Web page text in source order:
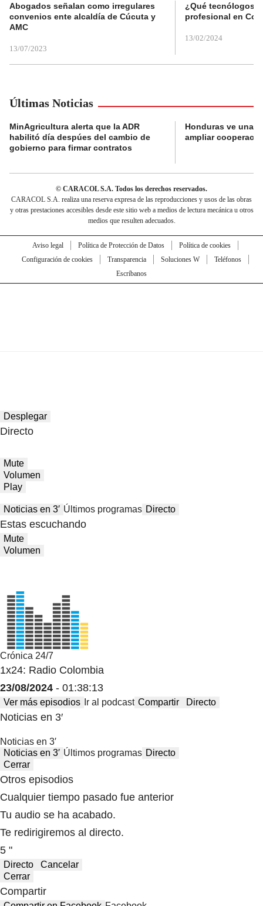
Abogados señalan como irregulares
convenios ente alcaldía de Cúcuta y
AMC
13/07/2023
¿Qué tecnólogos
profesional en
13/02/2024
Últimas Noticias
MinAgricultura alerta que la ADR
habilitó día despúes del cambio de
gobierno para firmar contratos
Honduras ve una
ampliar
© CARACOL S.A. Todos los derechos reservados.
CARACOL S.A. realiza una reserva expresa de las reproducciones y usos de las obras
y otras prestaciones accesibles desde este sitio web a medios de lectura mecánica u otros
medios que resulten adecuados.
Aviso legal Política de Protección de Datos
Política de cookies
Configuración de cookies
Transparencia Soluciones W
Teléfonos
Escríbanos
Desplegar
Directo
Mute
Volumen
Play
Noticias en 3′ Últimos programas Directo
Estas escuchando
Mute
Volumen
Crónica 24/7
1x24: Radio Colombia
23/08/2024 - 01:38:13
Ver más episodios Ir al podcast Compartir Directo
Noticias en 3′
Noticias en 3′
Noticias en 3′ Últimos programas Directo
Cerrar
Otros episodios
Cualquier tiempo pasado fue anterior
Tu audio se ha acabado.
Te redirigiremos al directo.
5 "
Directo
Cancelar
Cerrar
Compartir